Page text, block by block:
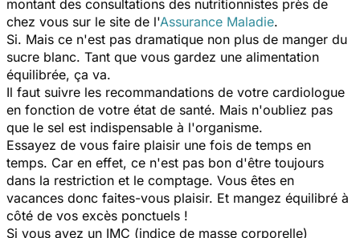
montant des consultations des nutritionnistes près de
chez vous sur le site de l'Assurance Maladie.
Si. Mais ce n'est pas dramatique non plus de manger du
sucre blanc. Tant que vous gardez une alimentation
équilibrée, ça va.
Il faut suivre les recommandations de votre cardiologue
en fonction de votre état de santé. Mais n'oubliez pas
que le sel est indispensable à l'organisme.
Essayez de vous faire plaisir une fois de temps en
temps. Car en effet, ce n'est pas bon d'être toujours
dans la restriction et le comptage. Vous êtes en
vacances donc faites-vous plaisir. Et mangez équilibré à
côté de vos excès ponctuels !
Si vous avez un IMC (indice de masse corporelle)